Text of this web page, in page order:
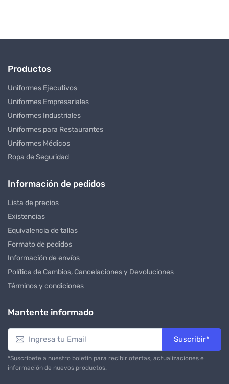
Productos
Uniformes Ejecutivos
Uniformes Empresariales
Uniformes Industriales
Uniformes para Restaurantes
Uniformes Médicos
Ropa de Seguridad
Información de pedidos
Lista de precios
Existencias
Equivalencia de tallas
Formato de pedidos
Información de envíos
Política de Cambios, Cancelaciones y Devoluciones
Términos y condiciones
Mantente informado
Suscribir*
*Suscríbete a nuestro boletín para recibir ofertas, actualizaciones e
información de nuevos productos.